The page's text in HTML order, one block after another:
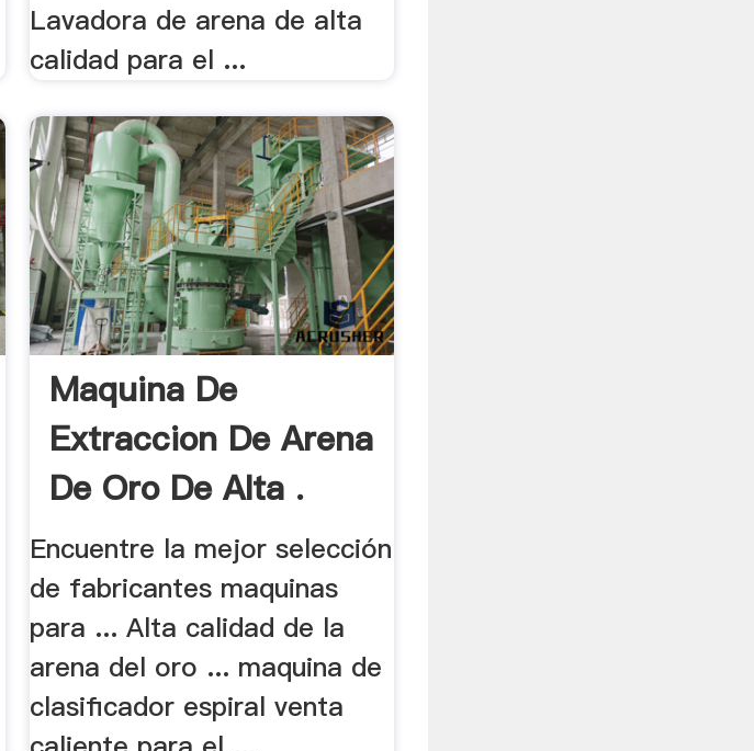
Lavadora de arena de alta
calidad para el ...
Maquina De
Extraccion De Arena
De Oro De Alta .
Encuentre la mejor selección
de fabricantes maquinas
para ... Alta calidad de la
arena del oro ... maquina de
clasificador espiral venta